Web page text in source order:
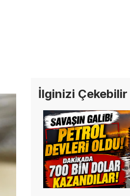
İlginizi Çekebilir